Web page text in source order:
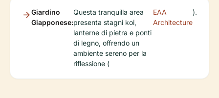
Giardino
Giapponese:
Questa tranquilla area
presenta stagni koi,
lanterne di pietra e ponti
di legno, offrendo un
ambiente sereno per la
riflessione (
EAA
Architecture
).